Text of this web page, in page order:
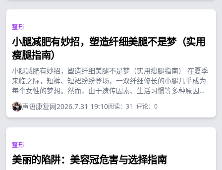
整形
小腿减肥有妙招，塑造纤细美腿不是梦（实用
瘦腿指南）
小腿减肥有妙招，塑造纤细美腿不是梦（实用瘦腿指南） 在夏季
来临之际，短裤、短裙纷纷登场，一双纤细修长的小腿几乎成为
每个女性的梦想。然而，由于遗传因素、生活习惯等多种原因，
许多人都面临着小腿粗壮的困扰。粗壮的小腿不仅影响美观，还
可能让人在选择衣物时充满顾虑。那么，究竟该如何有效瘦小
腿，打造完美腿型呢？...
声语康复网2026.7.31 19:10阅读： 31 评论： 0
整形
美丽的陷阱：美容冠危害与选择指南